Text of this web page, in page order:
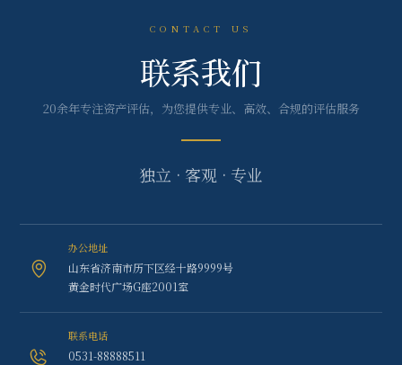
CONTACT US
联系我们
20余年专注资产评估，为您提供专业、高效、合规的评估服务
独立 · 客观 · 专业
办公地址
山东省济南市历下区经十路9999号
黄金时代广场G座2001室
联系电话
0531-88888511